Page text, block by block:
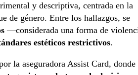
y descriptiva, centrada en la
de género. Entre los hallazgos, se
—considerada una forma de
estéticos restrictivos.
la aseguradora Assist Card, donde